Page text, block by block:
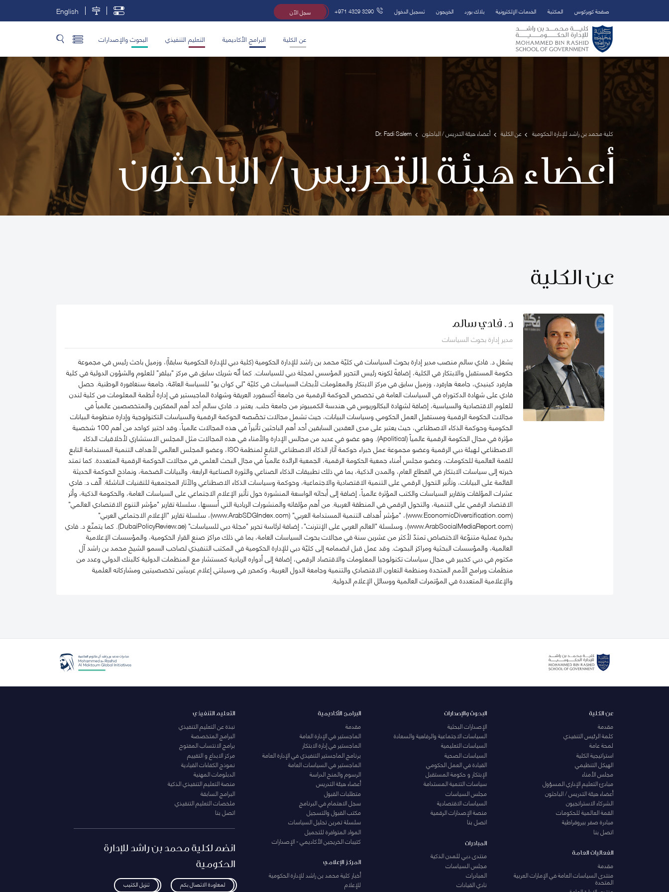
تخطي إلى المحتوى الرئيسي
فتح قائمة الوصول
صفحة كويركوس المكتبة الخدمات الإلكترونية بلاك بورد الخريجون تسجيل الدخول +971 4329 3290 سجل الآن English
عن الكلية البرامج الأكاديمية التعليم التنفيذي البحوث والإصدارات
كلية محمد بن راشد للإدارة الحكومية عن الكلية أعضاء هيئة التدريس / الباحثون Dr. Fadi Salem
أعضاء هيئة التدريس / الباحثون
عن الكلية
د. فادي سالم
مدير إدارة بحوث السياسات
يشغل د. فادي سالم منصب مدير إدارة بحوث السياسات في كليّة محمد بن راشد للإدارة الحكومية (كلية دبي للإدارة الحكومية سابقاً)، وزميل باحث رئيس في مجموعة
حكومة المستقبل والابتكار في الكلية، إضافةً لكونه رئيس التحرير المؤسس لمجلة دبي للسياسات. كما أنّه شريك سابق في مركز "بيلفر" للعلوم والشؤون الدولية في كلية
هارفرد كينيدي، جامعة هارفرد، وزميل سابق في مركز الابتكار والمعلومات لأبحاث السياسات في كليّة "لي كوان يو" للسياسة العامّة، جامعة سنغافورة الوطنية. حصل
فادي على شهادة الدكتوراه في السياسات العامة في تخصص الحوكمة الرقمية من جامعة أكسفورد العريقة وشهادة الماجيستير في إدارة أنظمة المعلومات من كلية لندن
للعلوم الاقتصادية والسياسية، إضافة لشهادة البكالوريوس في هندسة الكمبيوتر من جامعة حلب. يعتبر د. فادي سالم أحد أهم المفكرين والمتخصصين عالمياً في
مجالات الحكومة الرقمية ومستقبل العمل الحكومي وسياسات البيانات، حيث تشمل مجالات تخصّصه الحوكمة الرقمية والسياسات التكنولوجية وإدارة منظومة البيانات
الحكومية وحوكمة الذكاء الاصطناعي، حيث يعتبر على مدى العقدين السابقين أحد أهم الباحثين تأثيراً في هذه المجالات عالمياً، وقد اختير كواحد من أهم 100 شخصية
مؤثرة في مجال الحكومة الرقمية عالمياً (Apolitical). وهو عضو في عديد من مجالس الإدارة والأمناء في هذه المجالات مثل المجلس الاستشاري لأخلاقيات الذكاء
الاصطناعي لـهيئة دبي الرقمية وعضو مجموعة عمل خبراء حوكمة آثار الذكاء الاصطناعي التابع لمنظمة ISO، وعضو المجلس العالمي لأهداف التنمية المستدامة التابع
للقمة العالمية للحكومات، وعضو مجلس أمناء جمعية الحكومة الرقمية، الجمعية الرائدة عالمياً في مجال البحث العلمي في مجالات الحوكمة الرقمية المتعددة. كما تمتد
خبرته إلى سياسات الابتكار في القطاع العام، والمدن الذكية، بما في ذلك تطبيقات الذكاء الصناعي والثورة الصناعية الرابعة، والبيانات الضخمة، ونماذج الحوكمة الحديثة
القائمة على البيانات، وتأثير التحول الرقمي على التنمية الاقتصادية والاجتماعية، وحوكمة وسياسات الذكاء الاصطناعي والآثار المجتمعية للتقنيات الناشئة. ألّف د. فادي
عشرات المؤلفات وتقارير السياسات والكتب المؤثرة عالمياً، إضافة إلى أبحاثه الواسعة المنشورة حول تأثير الإعلام الاجتماعي على السياسات العامة، والحكومة الذكية، وأثر
الاقتصاد الرقمي على التنمية، والتحول الرقمي في المنطقة العربية. من أهم مؤلفاته والمنشورات الريادية التي أسسها، سلسلة تقارير "مؤشر التنوع الاقتصادي العالمي"
(www.EconomicDiversification.com)، "مؤشر أهداف التنمية المستدامة العربي" (www.ArabSDGIndex.com)، سلسلة تقارير "الإعلام الاجتماعي العربي"
(www.ArabSocialMediaReport.com)، وسلسلة "العالم العربي على الإنترنت"، إضافة لرئاسة تحرير "مجلة دبي للسياسات" (DubaiPolicyReview.ae). كما يتمتّع د. فادي
بخبرة عملية متنوّعة الاختصاص تمتدّ لأكثر من عشرين سنة في مجالات بحوث السياسات العامة، بما في ذلك مراكز صنع القرار الحكومية، والمؤسسات الإعلامية
العالمية، والمؤسسات البحثية ومراكز البحوث. وقد عمل قبل انضمامه إلى كليّة دبي للإدارة الحكومية في المكتب التنفيذي لصاحب السمو الشيخ محمد بن راشد آل
مكتوم في دبي كخبير في مجال سياسات تكنولوجيا المعلومات والاقتصاد الرقمي، إضافة إلى أدواره الريادية كمستشار مع المنظمات الدولية كالبنك الدولي وعدد من
منظمات وبرامج الأمم المتحدة ومنظمة التعاون الاقتصادي والتنمية وجامعة الدول العربية، وكمحرر في وسيلتي إعلام عربيتَين تخصصيتين ومشاركاته العلمية
والإعلامية المتعددة في المؤتمرات العالمية ووسائل الإعلام الدولية.
عن الكلية
مقدمة
كلمة الرئيس التنفيذي
لمحة عامة
استراتيجية الكلية
الهيكل التنظيمي
مجلس الأمناء
مبادئ التعليم الإداري المسؤول
أعضاء هيئة التدريس / الباحثون
الشركاء الاستراتجيون
القمة العالمية للحكومات
مبادرة صفر بيروقراطية
اتصل بنا
الفعاليات العامة
مقدمة
منتدى السياسات العامة في الإمارات العربية
المتحدة
البحوث والإصدارات
الإصدارات البحثية
السياسات الاجتماعية والرفاهية والسعادة
السياسات التعليمية
السياسات الصحية
القيادة في العمل الحكومي
الإبتكار و حكومة المستقبل
سياسات التنمية المستدامة
مجلس السياسات
السياسات الاقتصادية
منصة الإصدارات الرقمية
اتصل بنا
المبادرات
منتدى دبي للمدن الذكية
مجلس السياسات
المبادرات
نادي القيادات
البرامج الأكاديمية
مقدمة
الماجستير في الإدارة العامة
الماجستير في إدارة الابتكار
برنامج الماجستير التنفيذي في الإدارة العامة
الماجستير في السياسات العامة
الرسوم والمنح الدراسة
أعضاء هيئة التدريس
متطلبات القبول
سجل الاهتمام في البرنامج
مكتب القبول والتسجيل
سلسلة تمرين تحليل السياسات
المواد المتوافرة للتحميل
كتيبات الخريجين الأكاديمي - الإصدارات
المركز الإعلامي
أخبار كلية محمد بن راشد للإدارة الحكومية
للإعلام
التعليم التنفيذي
نبذة عن التعليم التنفيذي
البرامج المتخصصة
برامج الانتساب المفتوح
مركز الابداع و التقييم
نموذج الكفاءات القيادية
الدبلومات المهنية
منصة التعليم التنفيذي الذكية
البرامج السابقة
ملخصات التعليم التنقيذي
اتصل بنا
انضم لكلية محمد بن راشد للإدارة
الحكومية
لمعاودة الاتصال بكم تنزيل الكتيب